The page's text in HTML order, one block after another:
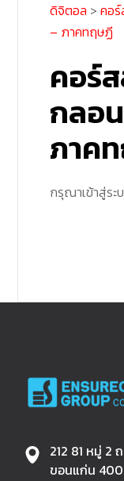
ดิจิตอล >คอ
– ภาคทฤษฏี
คอร์
กลอ
ภาค
กรุณาเข้าสู่ระ
212 81 หมู่ 2
ขอนแก่น